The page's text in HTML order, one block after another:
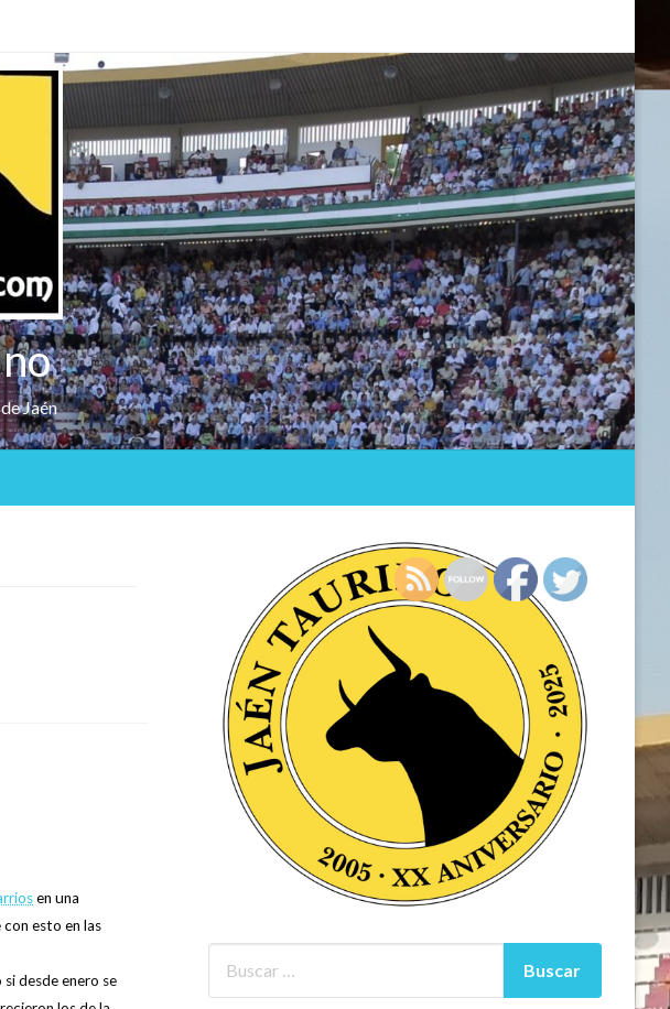
Jaén
en una
esto en las
desde enero se